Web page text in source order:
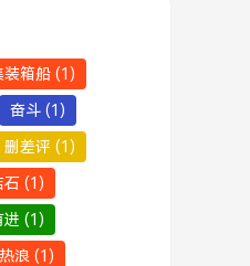
装箱船 (1)
奋斗 (1)
删差评 (1)
石 (1)
进 (1)
浪 (1)